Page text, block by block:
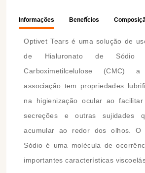
Informações Benefícios
Optivet Tears é uma solução de
de Hialuronato de
Carboximetilcelulose (CMC)
associação tem propriedades
na higienização ocular ao
secreções e outras sujidades
acumular ao redor dos olhos. O
Sódio é uma molécula de
importantes características